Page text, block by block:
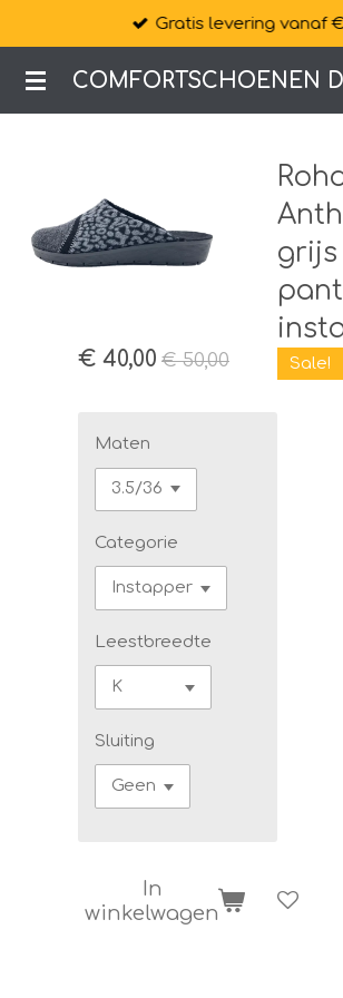
naar
de
COMFORTSCHOENEN
Gratis levering vanaf
grijs
Sale!
€ 40,00 € 50,00
Maten
Categorie
Leestbreedte
Sluiting
In
winkelwagen